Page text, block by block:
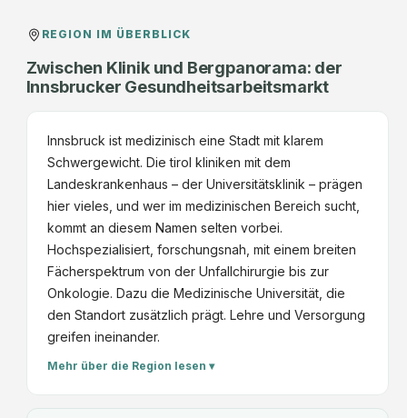
REGION IM ÜBERBLICK
Zwischen Klinik und Bergpanorama: der
Innsbrucker Gesundheitsarbeitsmarkt
Innsbruck ist medizinisch eine Stadt mit klarem
Schwergewicht. Die tirol kliniken mit dem
Landeskrankenhaus – der Universitätsklinik – prägen
hier vieles, und wer im medizinischen Bereich sucht,
kommt an diesem Namen selten vorbei.
Hochspezialisiert, forschungsnah, mit einem breiten
Fächerspektrum von der Unfallchirurgie bis zur
Onkologie. Dazu die Medizinische Universität, die
den Standort zusätzlich prägt. Lehre und Versorgung
greifen ineinander.
Mehr über die Region lesen ▾